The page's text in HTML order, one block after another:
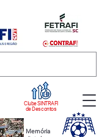
Clube SINTRAFI
de Descontos
Memória